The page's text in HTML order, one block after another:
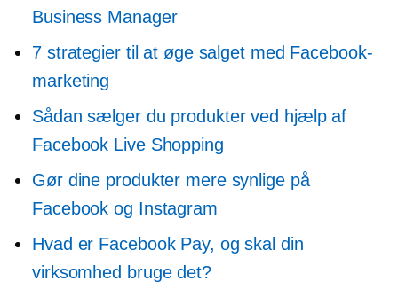
Business Manager
7 strategier til at øge salget med Facebook-
marketing
Sådan sælger du produkter ved hjælp af
Facebook Live Shopping
Gør dine produkter mere synlige på
Facebook og Instagram
Hvad er Facebook Pay, og skal din
virksomhed bruge det?